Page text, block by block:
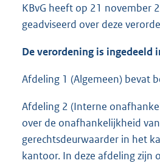
KBvG heeft op 21 november
geadviseerd over deze
De verordening is ingedeeld
Afdeling 1 (Algemeen) bevat
Afdeling 2 (Interne
over de onafhankelijkheid
gerechtsdeurwaarder in het
kantoor. In deze afdeling zijn